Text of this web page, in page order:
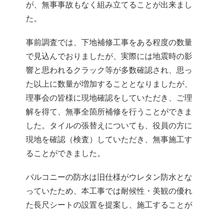
が、無事事故もなく組み立てることが出来まし
た。
事前調査では、下地補修工事をある程度の数量
で見込んでおりましたが、実際には地震時の影
響と思われるクラック等が多数確認され、思っ
た以上に数量が増加することとなりましたが、
理事会の皆様に現地確認をしていただき、ご理
解を得て、無事全箇所補修を行うことができま
した。タイルの張替えについても、役員の方に
現地を確認（検査）していただき、無事施工す
ることができました。
バルコニーの防水は旧仕様がウレタン防水とな
っていたため、本工事では耐候性・美観の優れ
た長尺シートの設置を提案し、施工することが